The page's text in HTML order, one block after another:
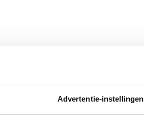
Advertentie-instellingen